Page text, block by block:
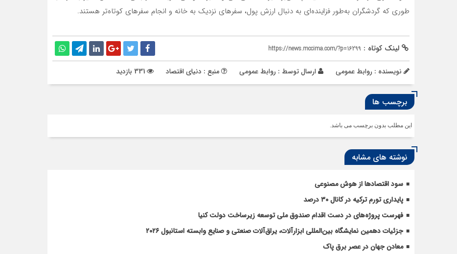
طوری که گردشگران به‌‌‌طور فزاینده‌‌‌ای به دنبال ارزش پول، سفرهای نزدیک به خانه و انجام سفرهای کوتاه‌‌‌تر هستند.
لینک کوتاه : https://news.mccima.com/?p=16299
نویسنده : روابط عمومی ارسال توسط : روابط عمومی منبع : دنیای اقتصاد
برچسب ها
این مطلب بدون برچسب می باشد.
نوشته های مشابه
سود اقتصاد‌ها از هوش مصنوعی
پایداری تورم ترکیه در کانال ۳۰ درصد
فهرست پروژه‌های در دست اقدام صندوق ملی توسعه زیرساخت دولت کنیا
جزئیات دهمین نمایشگاه بین‌المللی ابزارآلات، یراق‌آلات صنعتی و صنایع وابسته استانبول ۲۰۲۶
معادن جهان در عصر برق پاک